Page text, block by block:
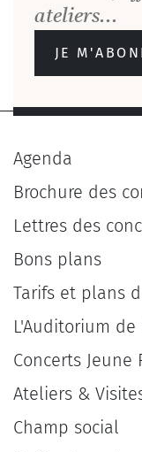
ateliers...
JE
Agenda
Brochure des
Lettres des
Bons plans
Tarifs et plans
L'Auditorium de
Concerts Jeune
Ateliers &
Champ social